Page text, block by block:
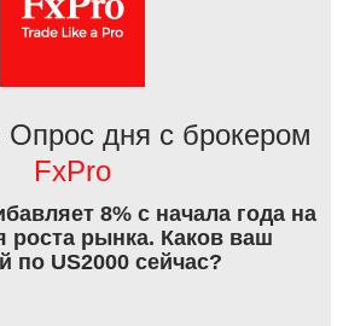
Опрос дня с брокером
FxPro
8% с начала года на
роста рынка. Каков ваш
по US2000 сейчас?